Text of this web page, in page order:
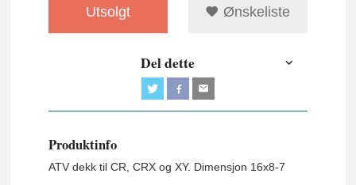
Utsolgt Ønskeliste
Del dette
Produktinfo
ATV dekk til CR, CRX og XY. Dimensjon 16x8-7